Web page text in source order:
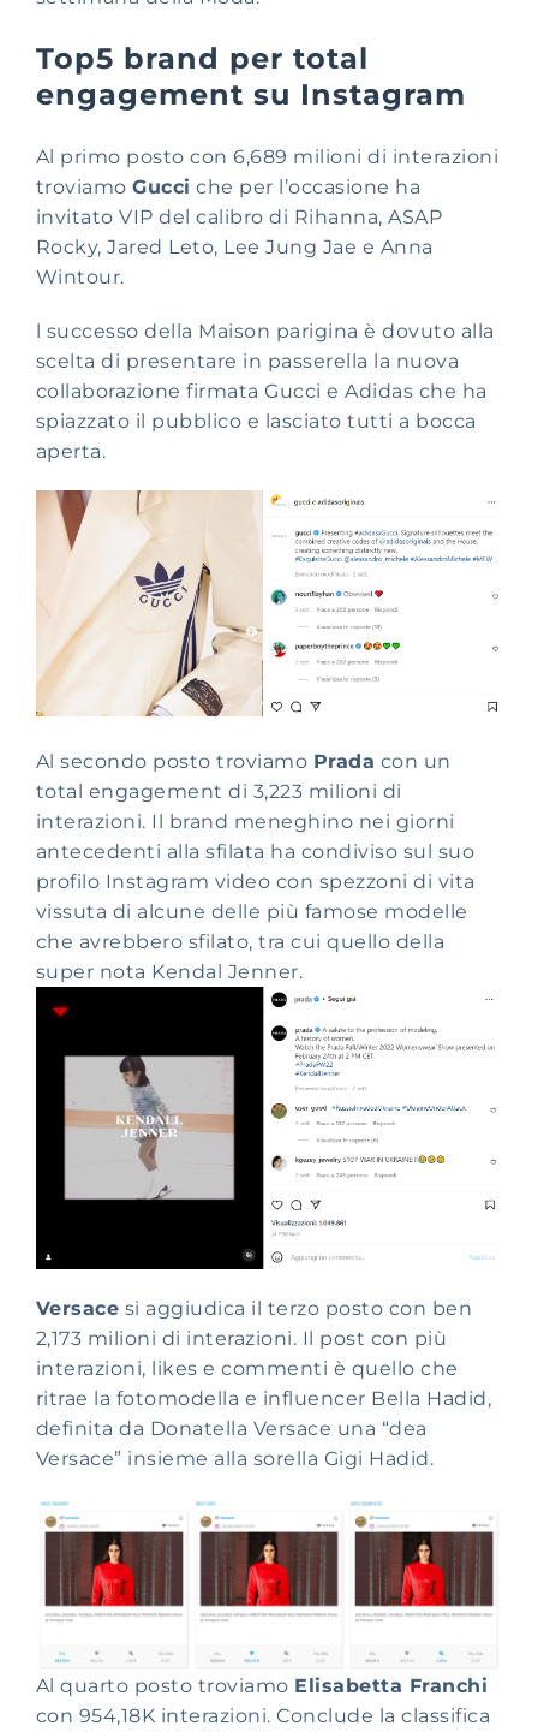
Top5 brand per total
engagement su Instagram
Al primo posto con 6,689 milioni di interazioni
troviamoGucci che per l’occasione ha
invitato VIP del calibro di Rihanna, ASAP
Rocky, Jared Leto, Lee Jung Jae e Anna
Wintour.
l successo della Maison parigina è dovuto alla
scelta di presentare in passerella la nuova
collaborazione firmata Gucci e Adidas che ha
spiazzato il pubblico e lasciato tutti a bocca
aperta.
Al secondo posto troviamo Prada con un
total engagement di 3,223 milioni di
interazioni. Il brand meneghino nei giorni
antecedenti alla sfilata ha condiviso sul suo
profilo Instagram video con spezzoni di vita
vissuta di alcune delle più famose modelle
che avrebbero sfilato, tra cui quello della
super nota Kendal Jenner.
Versace si aggiudica il terzo posto con ben
2,173 milioni di interazioni. Il post con più
interazioni, likes e commenti è quello che
ritrae la fotomodella e influencer Bella Hadid,
definita da Donatella Versace una “dea
Versace” insieme alla sorella Gigi Hadid.
Al quarto posto troviamo Elisabetta Franchi
con 954,18K interazioni. Conclude la classifica